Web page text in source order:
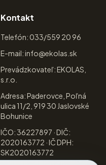
Kontakt
Telefón: 033/559 20 96
E-mail: info@ekolas.sk
Prevádzkovateľ: EKOLAS,
s.r.o.
Adresa: Paderovce, Poľná
ulica 11/2, 919 30 Jaslovské
Bohunice
IČO: 36227897 · DIČ:
2020163772 · IČ DPH:
SK2020163772